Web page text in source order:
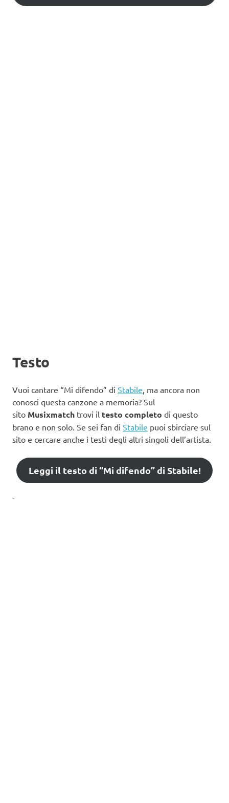
Testo
Vuoi cantare “Mi difendo” di Stabile, ma ancora non
conosci questa canzone a memoria? Sul
sito Musixmatch trovi il testo completo di questo
brano e non solo. Se sei fan di Stabile puoi sbirciare sul
sito e cercare anche i testi degli altri singoli dell’artista.
Leggi il testo di “Mi difendo” di Stabile!
-